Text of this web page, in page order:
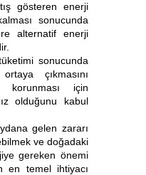
gösteren enerji
sonucunda
alternatif enerji
sonucunda
çıkmasını
korunması için
olduğunu kabul
gelen zararı
ve doğadaki
gereken önemi
en temel ihtiyacı